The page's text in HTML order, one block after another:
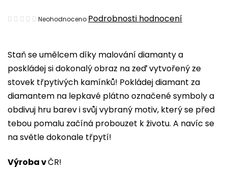
Staň se umělcem díky malování diamanty a
poskládej si dokonalý obraz na zeď vytvořený ze
stovek třpytivých kamínků! Pokládej diamant za
diamantem na lepkavé plátno označené symboly a
obdivuj hru barev i svůj vybraný motiv, který se před
tebou pomalu začíná probouzet k životu. A navíc se
na světle dokonale třpytí!
Výroba vČR!
Průměrné
je
0,0
z
5
hvězdiček.
Neohodnoceno Podrobnosti hodnocení